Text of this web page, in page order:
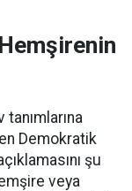
Demokratik
şu
veya